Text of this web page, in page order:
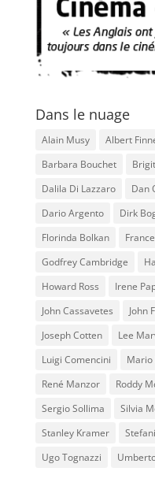
Dans le nuage
Alain Musy Albert
Barbara Bouchet
Dalila Di Lazzaro
Dan
Dario Argento
Dirk
Florinda Bolkan
Godfrey Cambridge
Howard Ross
Irene
John Cassavetes
John
Joseph Cotten
Lee
Luigi Comencini
Mario
René Manzor
Roddy
Sergio Sollima
Silvia
Stanley Kramer
Ugo Tognazzi